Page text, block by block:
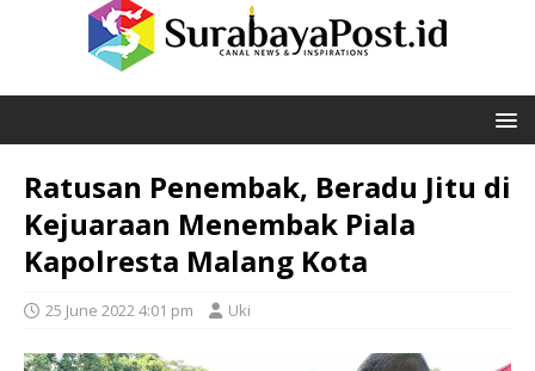
Ratusan Penembak, Beradu Jitu di
Kejuaraan Menembak Piala
Kapolresta Malang Kota
25 June 2022 4:01 pm Uki